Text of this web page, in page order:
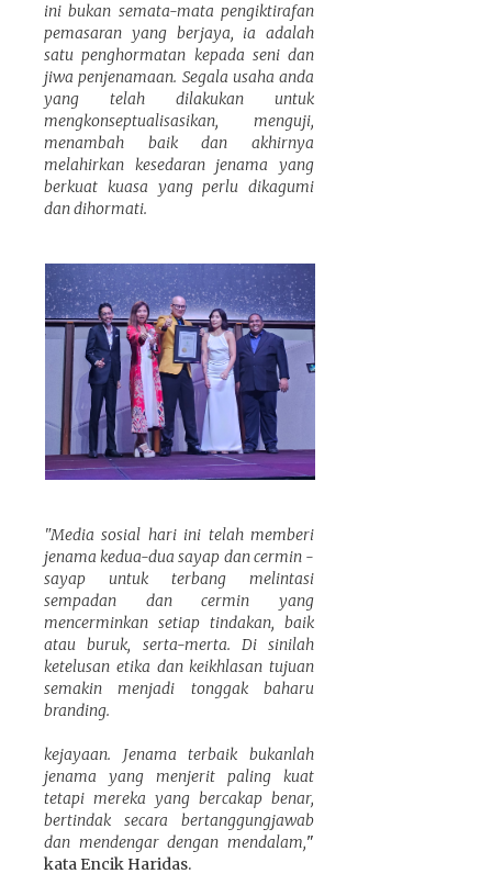
ini bukan semata-mata pengiktirafan
pemasaran yang berjaya, ia adalah
satu penghormatan kepada seni dan
jiwa penjenamaan. Segala usaha anda
yang telah dilakukan untuk
mengkonseptualisasikan, menguji,
menambah baik dan akhirnya
melahirkan kesedaran jenama yang
berkuat kuasa yang perlu dikagumi
dan dihormati.
"Media sosial hari ini telah memberi
jenama kedua-dua sayap dan cermin -
sayap untuk terbang melintasi
sempadan dan cermin yang
mencerminkan setiap tindakan, baik
atau buruk, serta-merta. Di sinilah
ketelusan etika dan keikhlasan tujuan
semakin menjadi tonggak baharu
branding.
kejayaan. Jenama terbaik bukanlah
jenama yang menjerit paling kuat
tetapi mereka yang bercakap benar,
bertindak secara bertanggungjawab
dan mendengar dengan mendalam,"
kata Encik Haridas.